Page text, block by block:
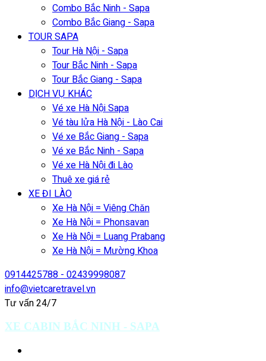
Combo Bắc Ninh - Sapa
Combo Bắc Giang - Sapa
TOUR SAPA
Tour Hà Nội - Sapa
Tour Bắc Ninh - Sapa
Tour Bắc Giang - Sapa
DỊCH VỤ KHÁC
Vé xe Hà Nội Sapa
Vé tàu lửa Hà Nội - Lào Cai
Vé xe Bắc Giang - Sapa
Vé xe Bắc Ninh - Sapa
Vé xe Hà Nội đi Lào
Thuê xe giá rẻ
XE ĐI LÀO
Xe Hà Nội = Viêng Chăn
Xe Hà Nội = Phonsavan
Xe Hà Nội = Luang Prabang
Xe Hà Nội = Mường Khoa
0914425788 - 02439998087
info@vietcaretravel.vn
Tư vấn 24/7
XE CABIN BẮC NINH - SAPA